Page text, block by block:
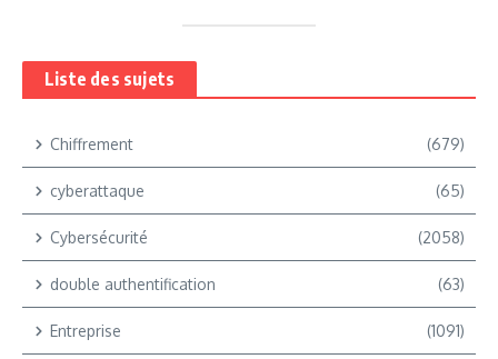
Liste des sujets
Chiffrement (679)
cyberattaque (65)
Cybersécurité (2058)
double authentification (63)
Entreprise (1091)